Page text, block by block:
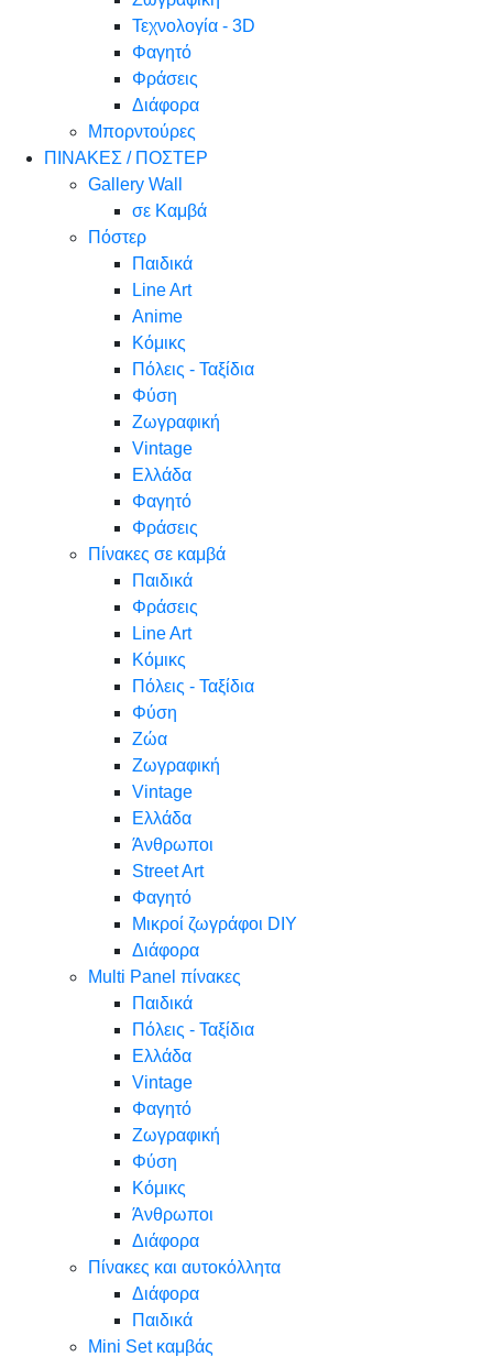
Τεχνολογία - 3D
Φαγητό
Φράσεις
Διάφορα
Μπορντούρες
ΠΙΝΑΚΕΣ / ΠΟΣΤΕΡ
Gallery Wall
σε Καμβά
Πόστερ
Παιδικά
Line Art
Anime
Κόμικς
Πόλεις - Ταξίδια
Φύση
Ζωγραφική
Vintage
Ελλάδα
Φαγητό
Φράσεις
Πίνακες σε καμβά
Παιδικά
Φράσεις
Line Art
Κόμικς
Πόλεις - Ταξίδια
Φύση
Ζώα
Ζωγραφική
Vintage
Ελλάδα
Άνθρωποι
Street Art
Φαγητό
Μικροί ζωγράφοι DIY
Διάφορα
Multi Panel πίνακες
Παιδικά
Πόλεις - Ταξίδια
Ελλάδα
Vintage
Φαγητό
Ζωγραφική
Φύση
Κόμικς
Άνθρωποι
Διάφορα
Πίνακες και αυτοκόλλητα
Διάφορα
Παιδικά
Mini Set καμβάς